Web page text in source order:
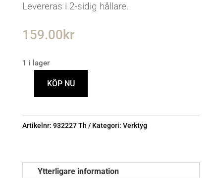
Levereras i 2-sidig hållare.
159.00kr
1 i lager
1,5-
10mm
KÖP NU
Artikelnr: 932227 Th Kategori: Verktyg
Ytterligare information